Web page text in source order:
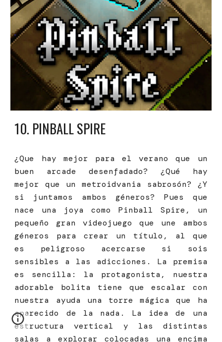
10. PINBALL SPIRE
¿Que hay mejor para el verano que un
buen arcade desenfadado? ¿Qué hay
mejor que un metroidvania sabrosón? ¿Y
si juntamos ambos géneros? Pues que
nace una joya como Pinball Spire, un
pequeño gran videojuego que une ambos
géneros para crear un título, al que
es peligroso acercarse si sois
sensibles a las adicciones. La premisa
es sencilla: la protagonista, nuestra
adorable bolita tiene que escalar con
nuestra ayuda una torre mágica que ha
aparecido de la nada. La idea de una
estructura vertical y las distintas
salas a explorar colocadas una encima